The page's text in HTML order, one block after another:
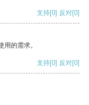
支持[0] 反对[0]
的需求。
支持[0] 反对[0]